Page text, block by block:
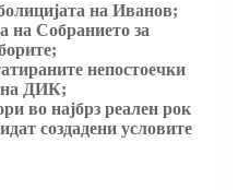
на Иванов;
на Собранието за
непостоечки
на ДИК;
во најбрз реален рок
создадени условите